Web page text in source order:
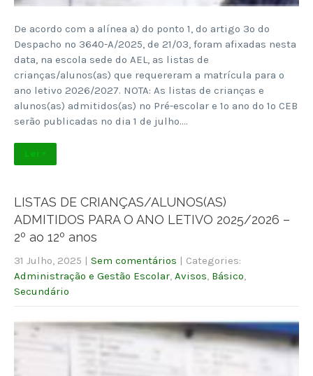
De acordo com a alínea a) do ponto 1, do artigo 3º do
Despacho nº 3640-A/2025, de 21/03, foram afixadas nesta
data, na escola sede do AEL, as listas de
crianças/alunos(as) que requereram a matrícula para o
ano letivo 2026/2027. NOTA: As listas de crianças e
alunos(as) admitidos(as) no Pré-escolar e 1º ano do 1º CEB
serão publicadas no dia 1 de julho….
Ler +
LISTAS DE CRIANÇAS/ALUNOS(AS)
ADMITIDOS PARA O ANO LETIVO 2025/2026 –
2º ao 12º anos
31 Julho, 2025 | Sem comentários | Categories:
Administração e Gestão Escolar, Avisos, Básico,
Secundário